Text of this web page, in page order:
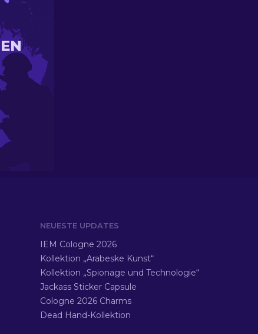
NEUESTE UPDATES
IEM Cologne 2026
Kollektion „Arabeske Kunst“
Kollektion „Spionage und Technologie“
Jackass Sticker Capsule
Cologne 2026 Charms
Dead Hand-Kollektion